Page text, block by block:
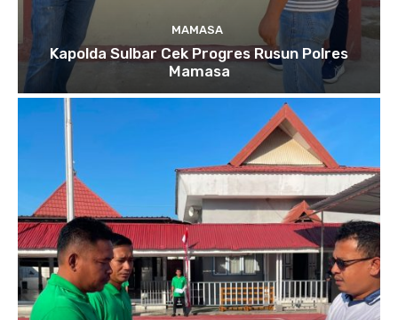
MAMASA
Kapolda Sulbar Cek Progres Rusun Polres
Mamasa